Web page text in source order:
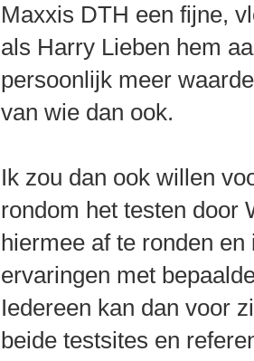
Maxxis DTH een fijne,
als Harry Lieben hem
persoonlijk meer
van wie dan ook.
Ik zou dan ook willen
rondom het testen door
hiermee af te ronden
ervaringen met
Iedereen kan dan voor
beide testsites en